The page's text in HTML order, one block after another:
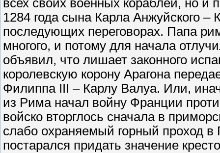
всех своих военных кораблей, но и
1284 года сына Карла Анжуйского
последующих переговорах. Папа
многого, и потому для начала
объявил, что лишает законного
королевскую корону Арагона
Филиппа III – Карлу Валуа. Или,
из Рима начал войну Франции
войско вторглось сначала в
слабо охраняемый горный проход
постарался придать значение